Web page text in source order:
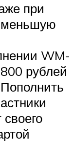
при
меньшую
WM-
рублей